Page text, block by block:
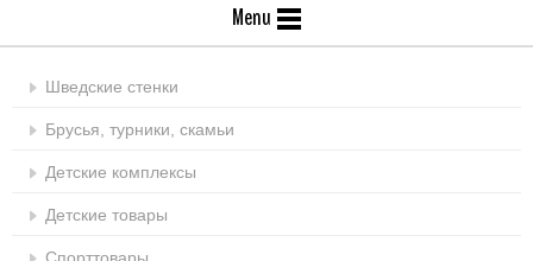
Menu
Шведские стенки
Брусья, турники, скамьи
Детские комплексы
Детские товары